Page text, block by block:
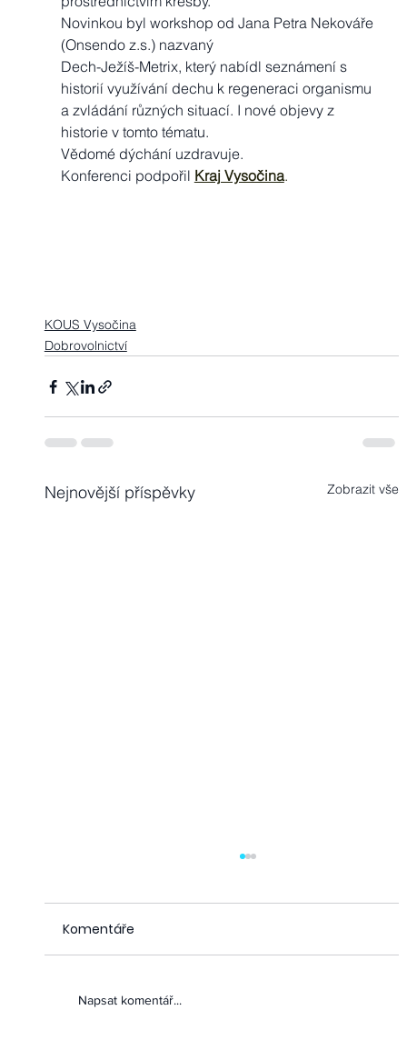
Novinkou byl workshop od Jana Petra Nekováře
(Onsendo z.s.) nazvaný
Dech-Ježíš-Metrix, který nabídl seznámení s
historií využívání dechu k regeneraci organismu
a zvládání různých situací. I nové objevy z
historie v tomto tématu.
Vědomé dýchání uzdravuje.
Konferenci podpořil Kraj Vysočina.
KOUS Vysočina
Dobrovolnictví
Nejnovější příspěvky Zobrazit vše
8 dní pro paliativu 2026
Komentáře
Napsat komentář...